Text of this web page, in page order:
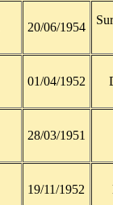
20/06/1954
01/04/1952
28/03/1951
19/11/1952